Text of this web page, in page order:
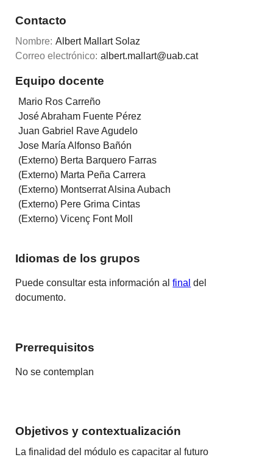
Contacto
Nombre: Albert Mallart Solaz
Correo electrónico: albert.mallart@uab.cat
Equipo docente
Mario Ros Carreño
José Abraham Fuente Pérez
Juan Gabriel Rave Agudelo
Jose María Alfonso Bañón
(Externo) Berta Barquero Farras
(Externo) Marta Peña Carrera
(Externo) Montserrat Alsina Aubach
(Externo) Pere Grima Cintas
(Externo) Vicenç Font Moll
Idiomas de los grupos
Puede consultar esta información alfinal del
documento.
Prerrequisitos
No se contemplan
Objetivos y contextualización
La finalidad del módulo es capacitar al futuro